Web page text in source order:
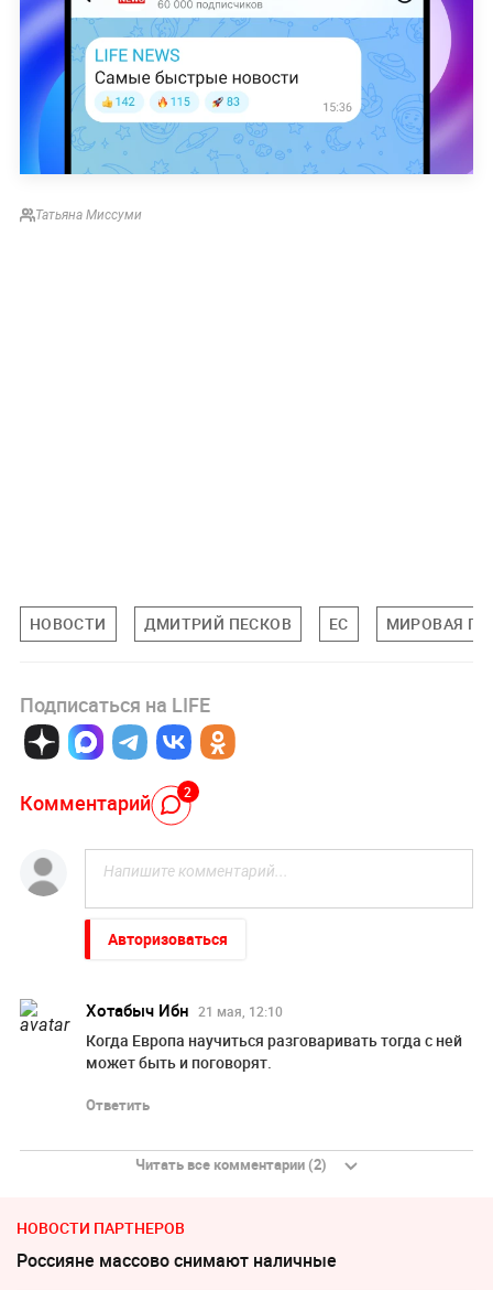
Татьяна Миссуми
НОВОСТИ ДМИТРИЙ ПЕСКОВ ЕС МИРОВАЯ
Подписаться на LIFE
Комментарий 2
Авторизоваться
Хотабыч Ибн 21 мая, 12:10
Когда Европа научиться разговаривать тогда с ней
может быть и поговорят.
Ответить
Читать все комментарии (2)
НОВОСТИ ПАРТНЕРОВ
Россияне массово снимают наличные